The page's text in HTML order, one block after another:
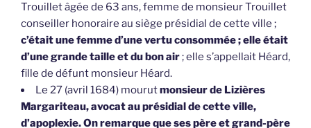
Trouillet âgée de 63 ans, femme de monsieur Trouillet
conseiller honoraire au siège présidial de cette ville ;
c’était une femme d’une vertu consommée ; elle était
d’une grande taille et du bon air; elle s’appellait Héard,
fille de défunt monsieur Héard.
Le 27 (avril 1684) mourutmonsieur de Lizières
Margariteau, avocat au présidial de cette ville,
d’apoplexie. On remarque que ses père et grand-père